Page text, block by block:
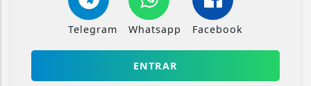
Telegram Whatsapp Facebook
ENTRAR